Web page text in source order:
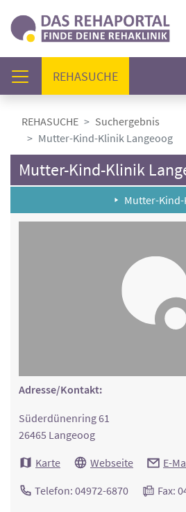
REHASUCHE(AKTUELL)
REHASUCHE
Suchergebnis
Mutter-Kind-Klinik Langeoog
Mutter-Kind-Klinik
Mutter-
Adresse/Kontakt:
Süderdünenring 61
26465 Langeoog
Karte
Webseite E-
Telefon: 04972-6870 Fax: